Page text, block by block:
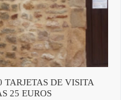
TARJETAS DE VISITA
25 EUROS